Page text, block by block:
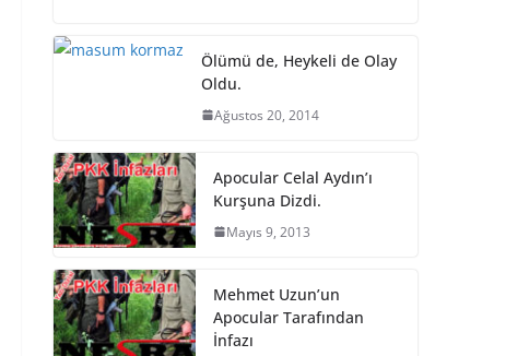
Ölümü de, Heykeli de Olay
Oldu.
Ağustos 20, 2014
Apocular Celal Aydın’ı
Kurşuna Dizdi.
Mayıs 9, 2013
Mehmet Uzun’un
Apocular Tarafından
İnfazı